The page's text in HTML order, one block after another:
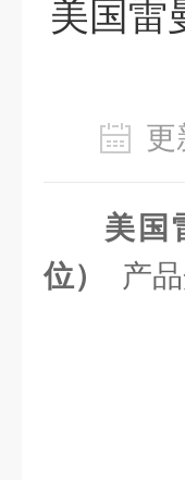
美国雷
美国
位）
产品